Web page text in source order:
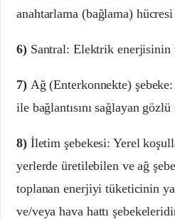
anahtarlama (bağlama)
6)Santral: Elektrik enerjisinin
7)Ağ (Enterkonnekte)
ile bağlantısını sağlayan gözlü
8)İletim şebekesi: Yerel
yerlerde üretilebilen ve ağ
toplanan enerjiyi tüketicinin
ve/veya hava hattı